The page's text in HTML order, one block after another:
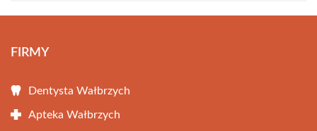
FIRMY
Dentysta Wałbrzych
Apteka Wałbrzych